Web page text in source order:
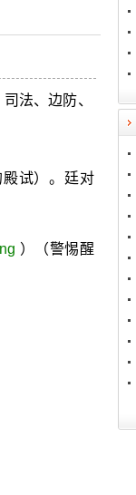
法、边防、
试）。廷对
）（警惕醒